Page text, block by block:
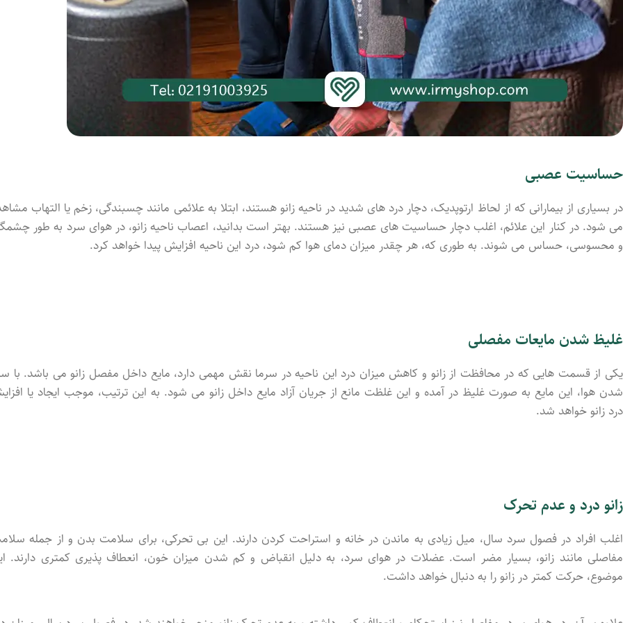
حساسیت عصبی
در بسیاری از بیمارانی که از لحاظ ارتوپدیک، دچار درد های شدید در ناحیه زانو هستند، ابتلا به علائمی مانند چسبندگی، زخم یا التهاب
می شود. در کنار این علائم، اغلب دچار حساسیت های عصبی نیز هستند. بهتر است بدانید، اعصاب ناحیه زانو، در هوای سرد به طور
و محسوسی، حساس می شوند. به طوری که، هر چقدر میزان دمای هوا کم شود، درد این ناحیه افزایش پیدا خواهد کرد.
غلیظ شدن مایعات مفصلی
یکی از قسمت هایی که در محافظت از زانو و کاهش میزان درد این ناحیه در سرما نقش مهمی دارد، مایع داخل مفصل زانو می باشد. با
شدن هوا، این مایع به صورت غلیظ در آمده و این غلظت مانع از جریان آزاد مایع داخل زانو می شود. به این ترتیب، موجب ایجاد یا
درد زانو خواهد شد.
زانو درد و عدم تحرک
اغلب افراد در فصول سرد سال، میل زیادی به ماندن در خانه و استراحت کردن دارند. این بی تحرکی، برای سلامت بدن و از جمله
مفاصلی مانند زانو، بسیار مضر است. عضلات در هوای سرد، به دلیل انقباض و کم شدن میزان خون، انعطاف پذیری کمتری دارند.
موضوع، حرکت کمتر در زانو را به دنبال خواهد داشت.